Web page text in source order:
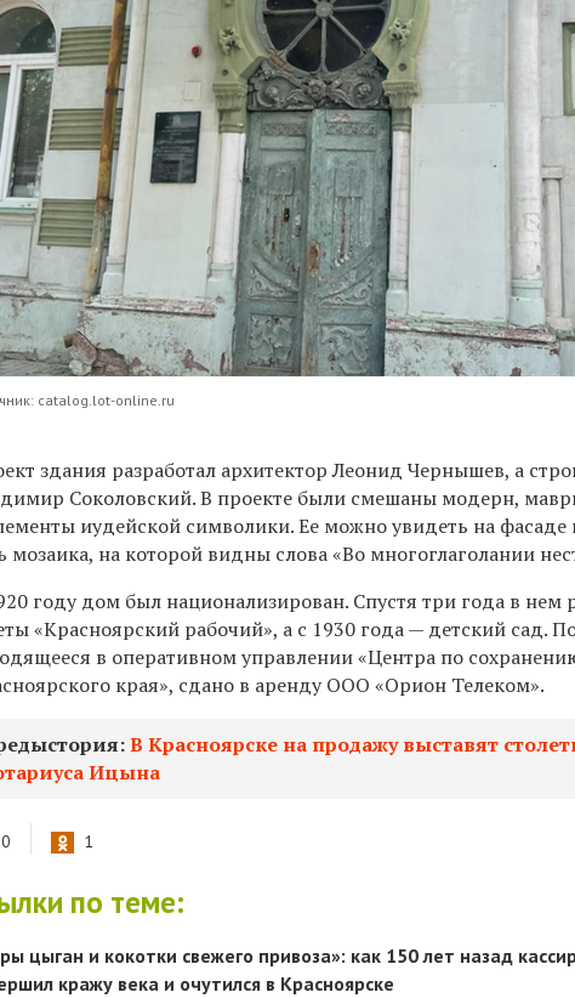
catalog.lot-online.ru
здания разработал архитектор Леонид Чернышев, а
Соколовский. В проекте были смешаны модерн,
иудейской символики. Ее можно увидеть на фасаде
мозаика, на которой видны слова «Во многоглаголании
году дом был национализирован. Спустя три года в нем
«Красноярский рабочий», а с 1930 года — детский сад.
в оперативном управлении «Центра по
края», сдано в аренду ООО «Орион Телеком».
В Красноярске на продажу выставят
Ицына
0 1
по теме:
цыган и кокотки свежего привоза»: как 150 лет назад
кражу века и очутился в Красноярске